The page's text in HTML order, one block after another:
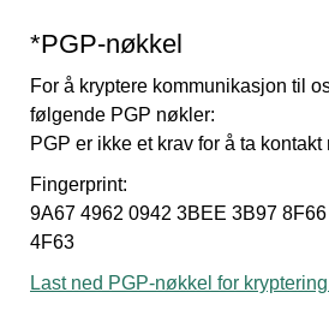
*PGP-nøkkel
For å kryptere kommunikasjon til
følgende PGP nøkler:
PGP er ikke et krav for å ta kontakt
Fingerprint:
9A67 4962 0942 3BEE 3B97
4F63
Last ned PGP-nøkkel for